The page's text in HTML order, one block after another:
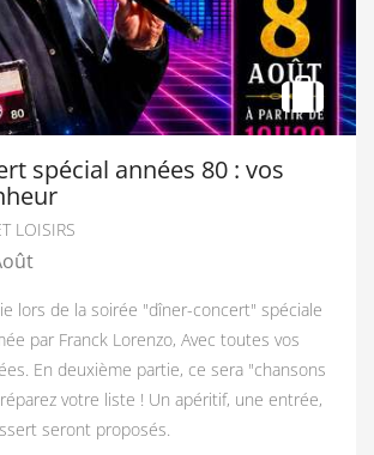
spécial années 80 : vos
LOISIRS
lors de la soirée "dîner-concert" spéciale
par Franck Lorenzo, Avec toutes vos
En deuxième partie, ce sera "chansons
votre liste ! Un apéritif, une entrée,
seront proposés.